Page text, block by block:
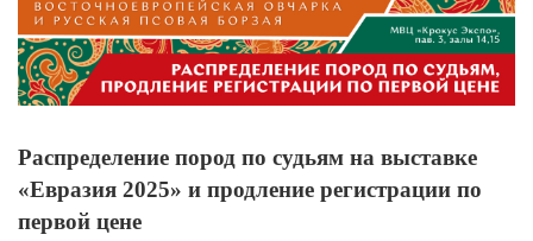
Распределение пород по судьям на выставке
«Евразия 2025» и продление регистрации по
первой цене